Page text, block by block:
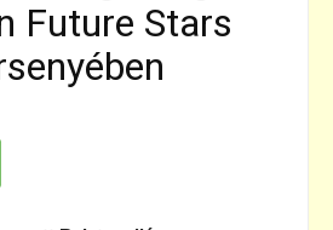
Future Stars